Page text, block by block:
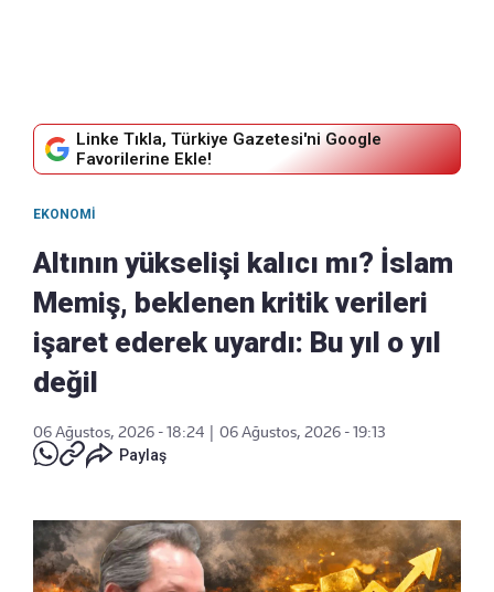
Linke Tıkla, Türkiye Gazetesi'ni Google
Favorilerine Ekle!
EKONOMI
Altının yükselişi kalıcı mı? İslam
Memiş, beklenen kritik verileri
işaret ederek uyardı: Bu yıl o yıl
değil
06 Ağustos, 2026 - 18:24
06 Ağustos, 2026 - 19:13
Paylaş